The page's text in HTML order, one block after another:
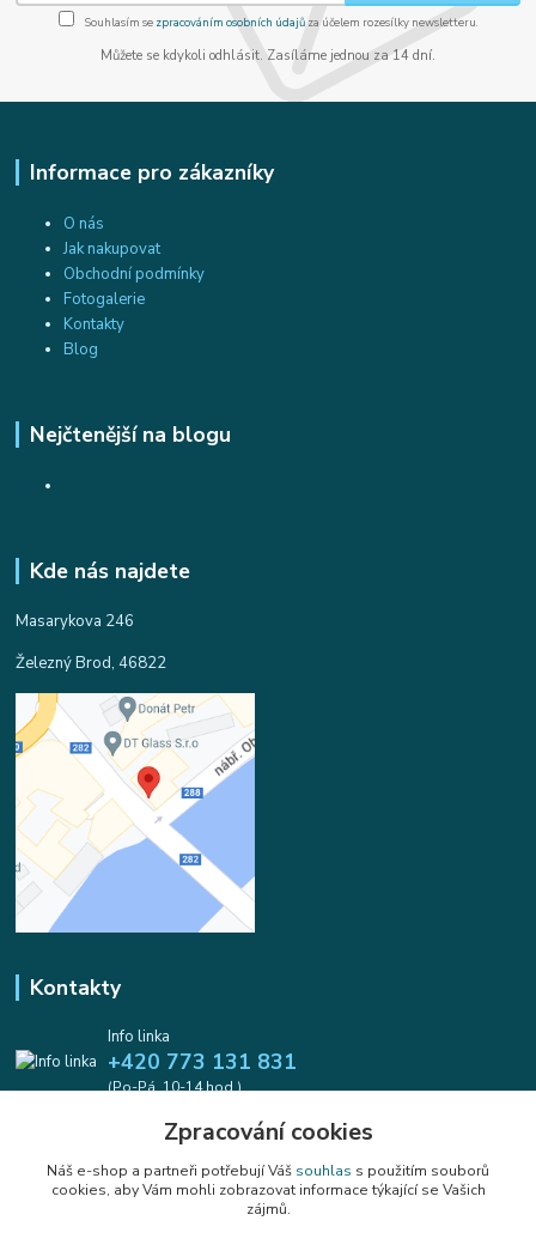
Souhlasím se zpracováním osobních údajůza účelem rozesílky newsletteru.
Můžete se kdykoli odhlásit. Zasíláme jednou za 14 dní.
Informace pro zákazníky
O nás
Jak nakupovat
Obchodní podmínky
Fotogalerie
Kontakty
Blog
Nejčtenější na blogu
Kde nás najdete
Masarykova 246
Železný Brod, 46822
Kontakty
Info linka
+420 773 131 831
(Po-Pá, 10-14 hod.)
info@koralkomat.czZpracování cookies
Náš e-shop a partneři potřebují Váš souhlas s použitím souborů
cookies, aby Vám mohli zobrazovat informace týkající se Vašich
zájmů.